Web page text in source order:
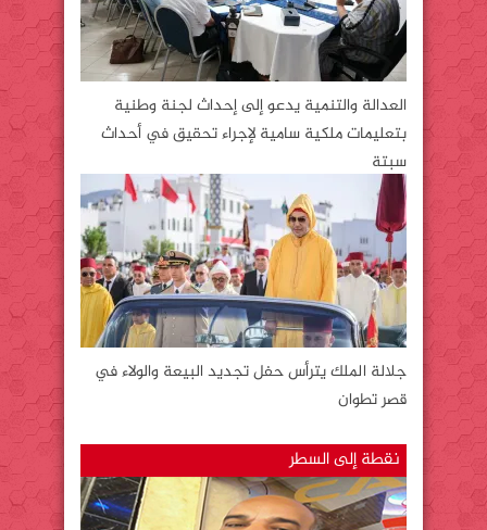
العدالة والتنمية يدعو إلى إحداث لجنة وطنية
بتعليمات ملكية سامية لإجراء تحقيق في أحداث
سبتة
جلالة الملك يترأس حفل تجديد البيعة والولاء في
قصر تطوان
نقطة إلى السطر